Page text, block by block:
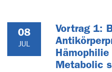
08
JUL
Vortrag 1:
Metabolic